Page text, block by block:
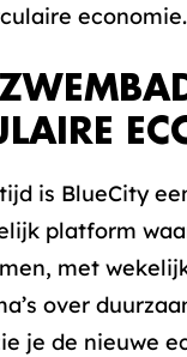
economie.
is BlueCity
platform
met
over
je de nieuwe